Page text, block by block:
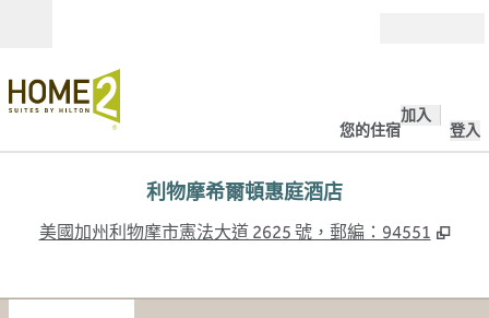
您的住宿
加入
登入
利物摩希爾頓惠庭酒店
美國加州利物摩市憲法大道 2625 號，郵編：94551 ,